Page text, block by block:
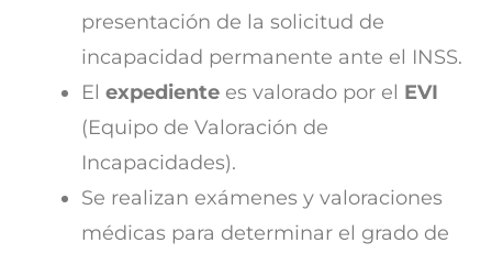
presentación de la solicitud de
incapacidad permanente ante el INSS.
El expediente es valorado por el EVI
(Equipo de Valoración de
Incapacidades).
Se realizan exámenes y valoraciones
médicas para determinar el grado de